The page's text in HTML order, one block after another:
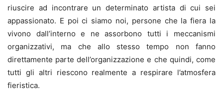
riuscire ad incontrare un determinato artista di cui sei
appassionato. E poi ci siamo noi, persone che la fiera la
vivono dall’interno e ne assorbono tutti i meccanismi
organizzativi, ma che allo stesso tempo non fanno
direttamente parte dell’organizzazione e che quindi, come
tutti gli altri riescono realmente a respirare l’atmosfera
fieristica.